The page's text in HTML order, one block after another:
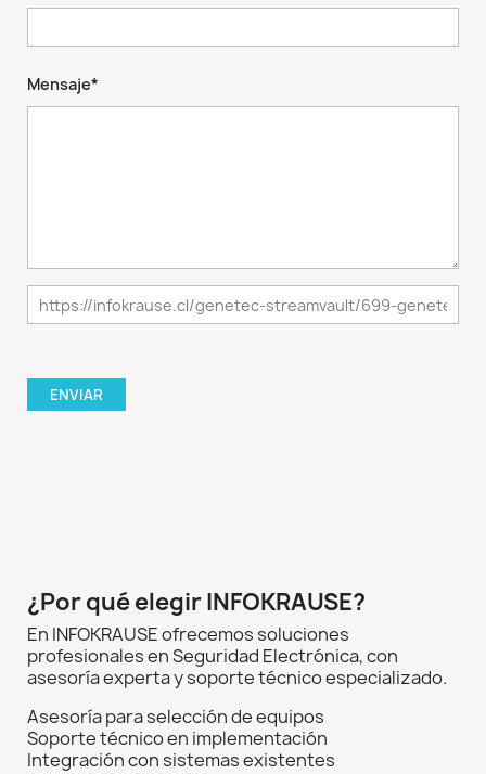
Mensaje*
¿Por qué elegir INFOKRAUSE?
En INFOKRAUSE ofrecemos soluciones
profesionales en Seguridad Electrónica, con
asesoría experta y soporte técnico especializado.
Asesoría para selección de equipos
Soporte técnico en implementación
Integración con sistemas existentes